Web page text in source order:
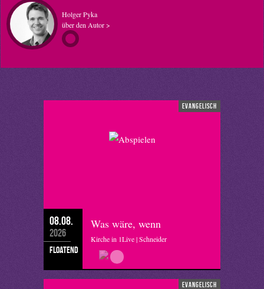
Holger Pyka
über den Autor >
evangelisch
08.08.
2026
floatend
Was wäre, wenn
Kirche in 1Live | Schneider
evangelisch